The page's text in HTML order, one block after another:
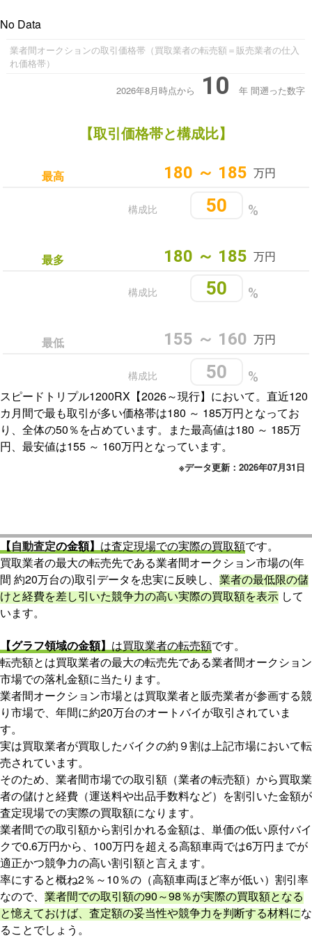
No Data
業者間オークションの取引価格帯（買取業者の転売額＝販売業者の仕入
れ価格帯）
2026年8月時点から 10 年 間遡った数字
【取引価格帯と構成比】
最高 180 ～ 185 万円
%
50
構成比
最多 180 ～ 185 万円
%
50
構成比
最低 155 ～ 160 万円
%
50
構成比
スピードトリプル1200RX【2026～現行】において。直近120
カ月間で最も取引が多い価格帯は180 ～ 185万円となってお
り、全体の50％を占めています。また最高値は180 ～ 185万
円、最安値は155 ～ 160万円となっています。
※データ更新：2026年07月31日
【自動査定の金額】 は査定現場での実際の買取額です。
買取業者の最大の転売先である業者間オークション市場の(年
間 約20万台の)取引データを忠実に反映し、 業者の最低限の儲
けと経費を差し引いた競争力の高い実際の買取額を表示 して
います。
【グラフ領域の金額】 は買取業者の転売額です。
転売額とは買取業者の最大の転売先である業者間オークション
市場での落札金額に当たります。
業者間オークション市場とは買取業者と販売業者が参画する競
り市場で、年間に約20万台のオートバイが取引されていま
す。
実は買取業者が買取したバイクの約９割は上記市場において転
売されています。
そのため、業者間市場での取引額（業者の転売額）から買取業
者の儲けと経費（運送料や出品手数料など）を割引いた金額が
査定現場での実際の買取額になります。
業者間での取引額から割引かれる金額は、単価の低い原付バイ
クで0.6万円から、100万円を超える高額車両では6万円までが
適正かつ競争力の高い割引額と言えます。
率にすると概ね2％～10％の（高額車両ほど率が低い）割引率
なので、 業者間での取引額の90～98％が実際の買取額となる
と憶えておけば、査定額の妥当性や競争力を判断する材料にな
ることでしょう。